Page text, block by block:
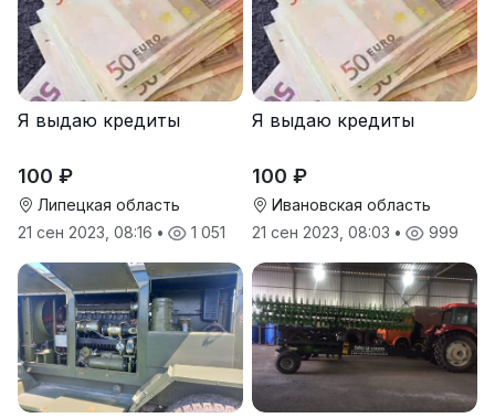
Я выдаю кредиты
100 ₽
Липецкая область
21 сен 2023, 08:16 • 1 051
Я выдаю кредиты
100 ₽
Ивановская область
21 сен 2023, 08:03 • 999